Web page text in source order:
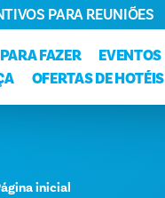
FAZER EVENTOS
OFERTAS DE HOTÉIS
PARA REUNIÕES
inicial